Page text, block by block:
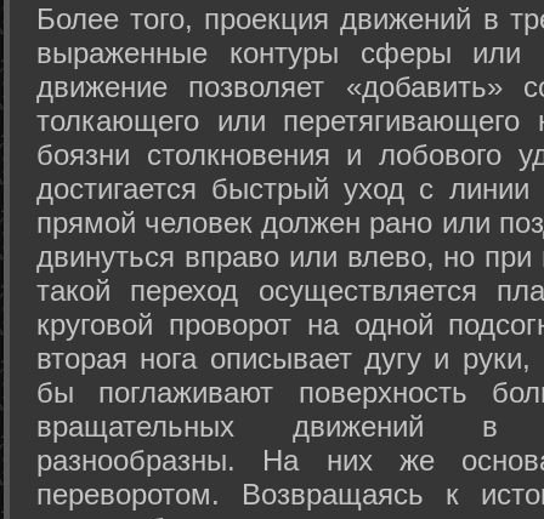
Более того, проекция движений в
выраженные контуры сферы или
движение позволяет «добавить»
толкающего или перетягивающего
боязни столкновения и лобового
достигается быстрый уход с
прямой человек должен рано или
двинуться вправо или влево, но
такой переход осуществляется
круговой проворот на одной
вторая нога описывает дугу и
бы поглаживают поверхность
вращательных движений в
разнообразны. На них же
переворотом. Возвращаясь к